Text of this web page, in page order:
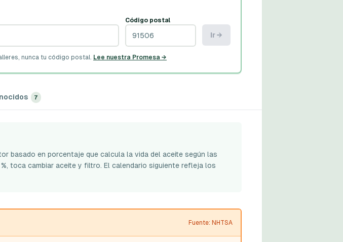
Código postal
Ir →
nunca tu código postal. Lee nuestra Promesa →
7
basado en porcentaje que calcula la vida del aceite según las
toca cambiar aceite y filtro. El calendario siguiente refleja los
Fuente: NHTSA